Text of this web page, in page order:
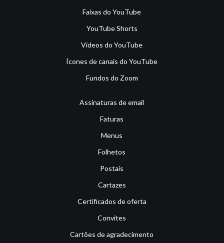
Faixas do YouTube
YouTube Shorts
Vídeos do YouTube
Ícones de canais do YouTube
Fundos do Zoom
Assinaturas de email
Faturas
Menus
Folhetos
Postais
Cartazes
Certificados de oferta
Convites
Cartões de agradecimento